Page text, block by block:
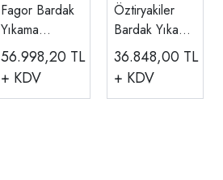
Fagor Bardak
Yıkama
Makinesi Çift
Cidarlı, Saatte
30 Sepet CO-
56.998,20 TL
+ KDV
Öztiryakiler
Bardak Yıkama
Makinesi
35x35 Cm
Sepetli
36.848,00 TL
+ KDV